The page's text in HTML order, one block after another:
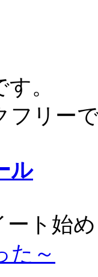
。
フリー
ル
ート始
た～